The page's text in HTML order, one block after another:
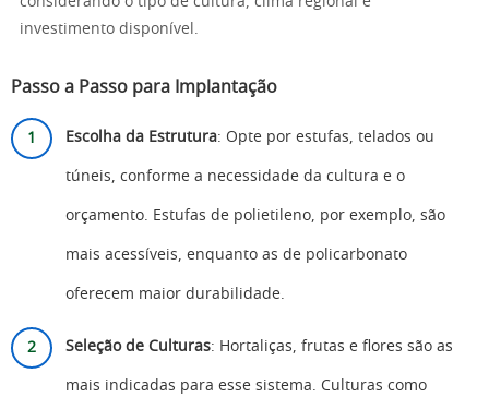
investimento disponível.
Passo a Passo para Implantação
Escolha da Estrutura: Opte por estufas, telados ou
túneis, conforme a necessidade da cultura e o
orçamento. Estufas de polietileno, por exemplo, são
mais acessíveis, enquanto as de policarbonato
oferecem maior durabilidade.
Seleção de Culturas: Hortaliças, frutas e flores são as
mais indicadas para esse sistema. Culturas como